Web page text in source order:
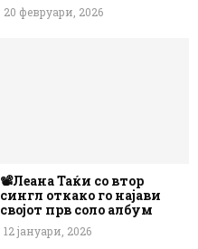
20 февруари, 2026
📽️Леана Таќи со втор
сингл откако го најави
својот прв соло албум
12 јануари, 2026